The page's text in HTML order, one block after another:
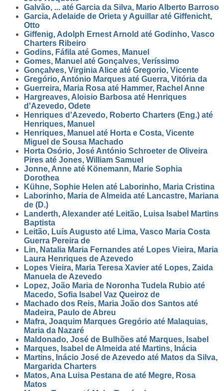
Galvão, ... até Garcia da Silva, Mario Alberto Barroso
Garcia, Adelaide de Orieta y Aguillar até Giffenicht,
Otto
Giffenig, Adolph Ernest Arnold até Godinho, Vasco
Charters Ribeiro
Godins, Fáfila até Gomes, Manuel
Gomes, Manuel até Gonçalves, Veríssimo
Gonçalves, Virginia Alice até Gregorio, Vicente
Gregório, António Marques até Guerra, Vitória da
Guerreira, Maria Rosa até Hammer, Rachel Anne
Hargreaves, Aloisio Barbosa até Henriques
d'Azevedo, Odete
Henriques d'Azevedo, Roberto Charters (Eng.) até
Henriques, Manuel
Henriques, Manuel até Horta e Costa, Vicente
Miguel de Sousa Machado
Horta Osório, José António Schroeter de Oliveira
Pires até Jones, William Samuel
Jonne, Anne até Könemann, Marie Sophia
Dorothea
Kühne, Sophie Helen até Laborinho, Maria Cristina
Laborinho, Maria de Almeida até Lancastre, Mariana
de (D.)
Landerth, Alexander até Leitão, Luisa Isabel Martins
Baptista
Leitão, Luís Augusto até Lima, Vasco Maria Costa
Guerra Pereira de
Lin, Natalia Maria Fernandes até Lopes Vieira, Maria
Laura Henriques de Azevedo
Lopes Vieira, Maria Teresa Xavier até Lopes, Zaida
Manuela de Azevedo
Lopez, João Maria de Noronha Tudela Rubio até
Macedo, Sofia Isabel Vaz Queiroz de
Machado dos Reis, Maria João dos Santos até
Madeira, Paulo de Abreu
Mafra, Joaquim Marques Gregório até Malaquias,
Maria da Nazaré
Maldonado, José de Bulhões até Marques, Isabel
Marques, Isabel de Almeida até Martins, Inácia
Martins, Inácio José de Azevedo até Matos da Silva,
Margarida Charters
Matos, Ana Luisa Pestana de até Megre, Rosa
Matos